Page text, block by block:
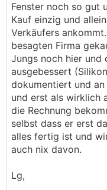
Fenster noch so gut
Kauf einzig und
Verkäufers
besagten Firma
Jungs noch hier und
ausgebessert
dokumentiert und
und erst als wirklich
die Rechnung
selbst dass er erst
alles fertig ist und
auch nix davon.
Lg,